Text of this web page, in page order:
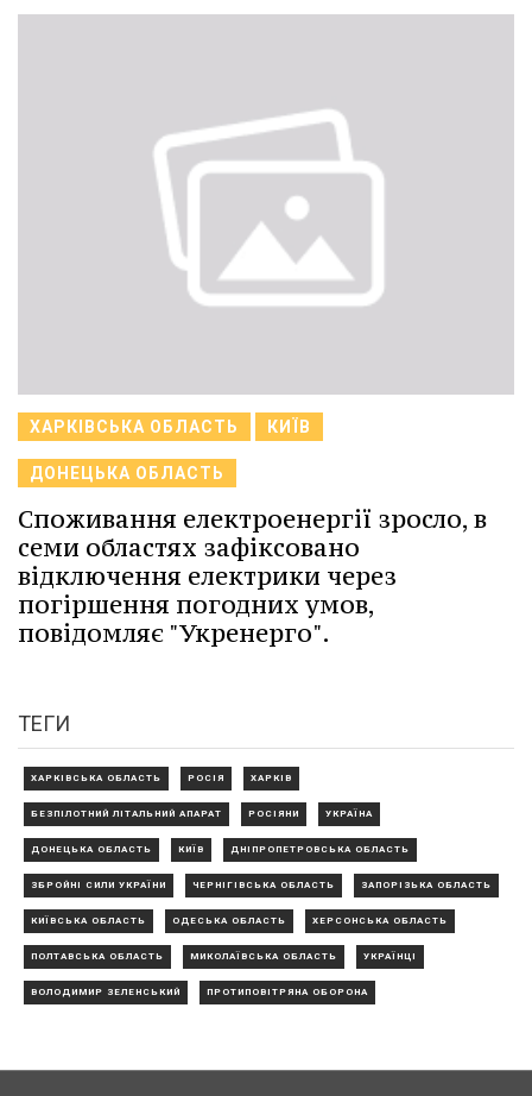
ХАРКІВСЬКА ОБЛАСТЬ КИЇВ
ДОНЕЦЬКА ОБЛАСТЬ
Споживання електроенергії зросло, в
семи областях зафіксовано
відключення електрики через
погіршення погодних умов,
повідомляє "Укренерго".
ТЕГИ
ХАРКІВСЬКА ОБЛАСТЬ РОСІЯ ХАРКІВ
БЕЗПІЛОТНИЙ ЛІТАЛЬНИЙ АПАРАТ РОСІЯНИ УКРАЇНА
ДОНЕЦЬКА ОБЛАСТЬ КИЇВ ДНІПРОПЕТРОВСЬКА ОБЛАСТЬ
ЗБРОЙНІ СИЛИ УКРАЇНИ ЧЕРНІГІВСЬКА ОБЛАСТЬ ЗАПОРІЗЬКА ОБЛАСТЬ
КИЇВСЬКА ОБЛАСТЬ ОДЕСЬКА ОБЛАСТЬ ХЕРСОНСЬКА ОБЛАСТЬ
ПОЛТАВСЬКА ОБЛАСТЬ МИКОЛАЇВСЬКА ОБЛАСТЬ УКРАЇНЦІ
ВОЛОДИМИР ЗЕЛЕНСЬКИЙ ПРОТИПОВІТРЯНА ОБОРОНА